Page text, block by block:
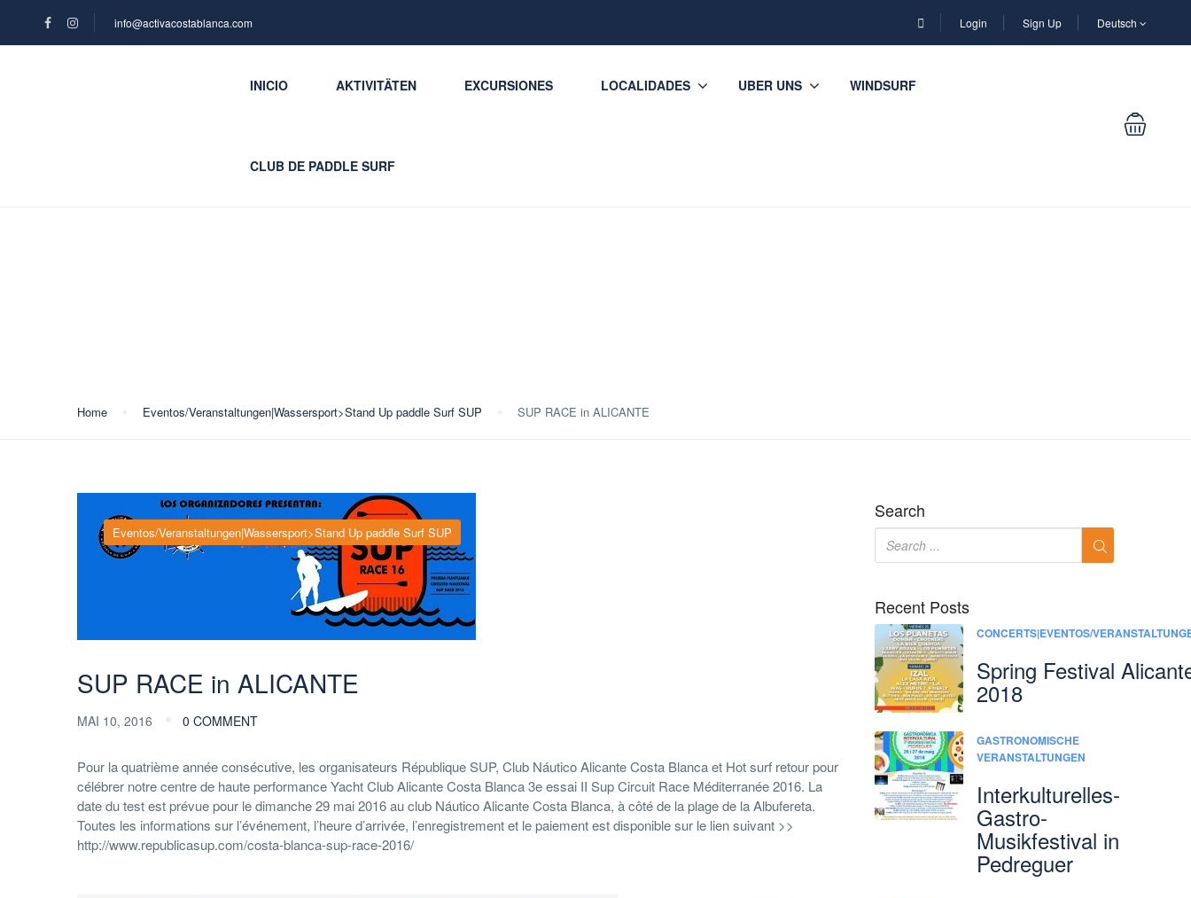
info@activacostablanca.com Login Sign Up Deutsch
INICIO AKTIVITÄTEN EXCURSIONES LOCALIDADES UBER UNS WINDSURF
CLUB DE PADDLE SURF
Home Eventos/Veranstaltungen|Wassersport>Stand Up paddle Surf SUP SUP RACE in ALICANTE
Eventos/Veranstaltungen|Wassersport>Stand Up paddle Surf SUP
SUP RACE in ALICANTE
MAI 10, 2016 0 COMMENT
Pour la quatrième année consécutive, les organisateurs République SUP, Club Náutico Alicante Costa Blanca et Hot surf retour pour
célébrer notre centre de haute performance Yacht Club Alicante Costa Blanca 3e essai II Sup Circuit Race Méditerranée 2016. La
date du test est prévue pour le dimanche 29 mai 2016 au club Náutico Alicante Costa Blanca, à côté de la plage de la Albufereta.
Toutes les informations sur l’événement, l’heure d’arrivée, l’enregistrement et le paiement est disponible sur le lien suivant >>
http://www.republicasup.com/costa-blanca-sup-race-2016/
Search
Recent Posts
CONCERTS|EVENTOS/
Spring Festival
2018
GASTRONOMISCHE
VERANSTALTUNGEN
Interkulturelles-
Gastro-
Musikfestival in
Pedreguer